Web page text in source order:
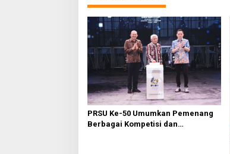
PRSU Ke-50 Umumkan Pemenang
Berbagai Kompetisi dan